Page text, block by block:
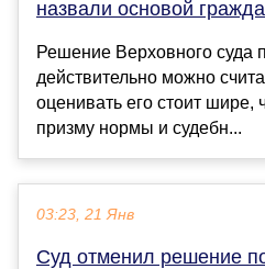
назвали основой
Решение Верховного суда
действительно можно
оценивать его стоит шире,
призму нормы и судебн...
03:23, 21 Янв
Суд отменил решение